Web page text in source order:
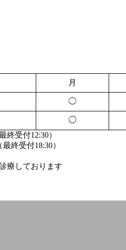
月
◯
◯
終受付12:30）
終受付18:30）
療しております